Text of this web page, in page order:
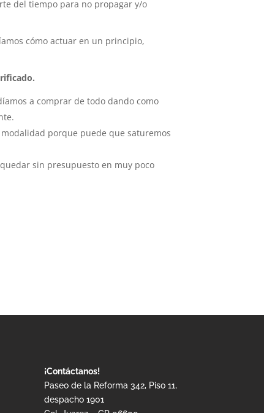
del tiempo para no propagar y/o
cómo actuar en un principio,
a comprar de todo dando como
porque puede que saturemos
sin presupuesto en muy poco
¡Contáctanos!
Paseo de la Reforma 342, Piso 11,
despacho 1901